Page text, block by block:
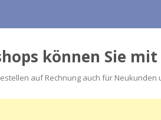
können Sie
auf Rechnung auch für Neukunden